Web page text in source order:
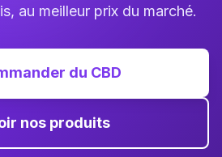
au meilleur prix du marché.
du CBD
nos produits